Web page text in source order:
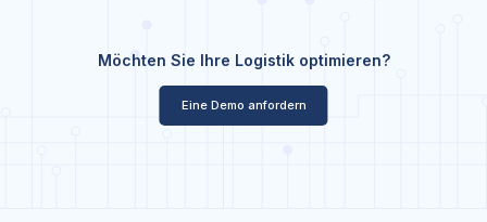
Möchten Sie Ihre Logistik optimieren?
Eine Demo anfordern